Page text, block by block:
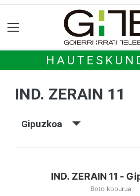
IND. ZERAIN 11
Gipuzkoa
IND. ZERAIN 11 -
Boto kopurua